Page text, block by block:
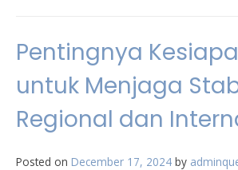
Pentingnya
untuk Menjaga
Regional dan
Posted on December 17, 2024 by